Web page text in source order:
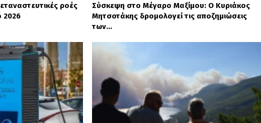
ροές
2026
Σύσκεψη στο Μέγαρο Μαξίμου: Ο Κυριάκος
Μητσοτάκης δρομολογεί τις αποζημιώσεις
των…